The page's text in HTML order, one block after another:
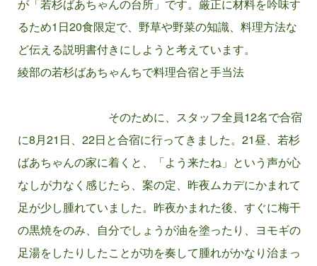
が「若杉ばあちゃんの台所」です。厳正に材料を吟味す
るため1日20食限定で、野草や野菜の知識、料理方法な
ど伝える説明書付きにしようと考えています。
綾部の若杉ばあちゃんちで料理合宿と手当法
そのために、スタッフ全員12名で合宿
に8月21日、22日と合宿に行ってきました。21昼、若杉
ばあちゃんの家に着くと、「よう来たね」という声が心
なしが力なく感じたら、案の定、昨夜ムカデにかまれて
足が少し腫れていました。昨夜かまれた後、すぐに梅干
の黒焼をのみ、自分でしょうが油を塗ったり、ヨモギの
足湯をしたりしたことが功を奏して腫れがかなり治まっ